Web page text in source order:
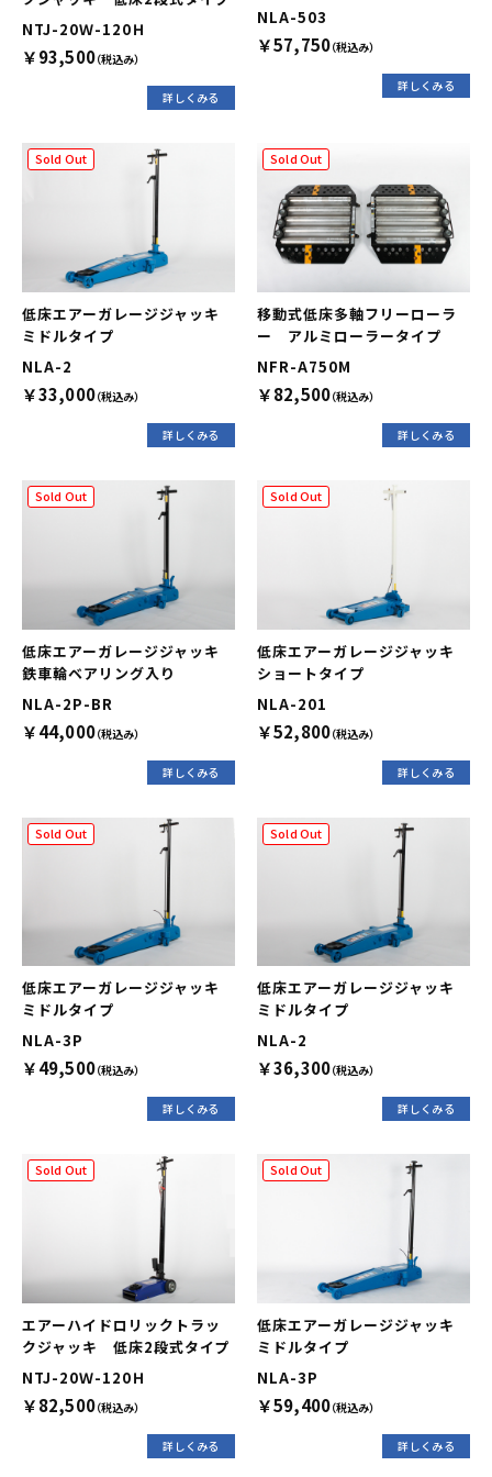
NTJ-20Ｗ-120Ｈ
￥93,500（税込み）
詳しくみる
NLA-503
￥57,750（税込み）
詳しくみる
Sold Out
低床エアーガレージジャッキ
ミドルタイプ
NLA-2
￥33,000（税込み）
詳しくみる
Sold Out
移動式低床多軸フリーローラ
ー アルミローラータイプ
NFR-A750M
￥82,500（税込み）
詳しくみる
Sold Out
低床エアーガレージジャッキ
鉄車輪ベアリング入り
NLA-2P-BR
￥44,000（税込み）
詳しくみる
Sold Out
低床エアーガレージジャッキ
ショートタイプ
NLA-201
￥52,800（税込み）
詳しくみる
Sold Out
低床エアーガレージジャッキ
ミドルタイプ
NLA-3P
￥49,500（税込み）
詳しくみる
Sold Out
低床エアーガレージジャッキ
ミドルタイプ
NLA-2
￥36,300（税込み）
詳しくみる
Sold Out
エアーハイドロリックトラッ
クジャッキ 低床2段式タイプ
NTJ-20Ｗ-120Ｈ
￥82,500（税込み）
詳しくみる
Sold Out
低床エアーガレージジャッキ
ミドルタイプ
NLA-3P
￥59,400（税込み）
詳しくみる